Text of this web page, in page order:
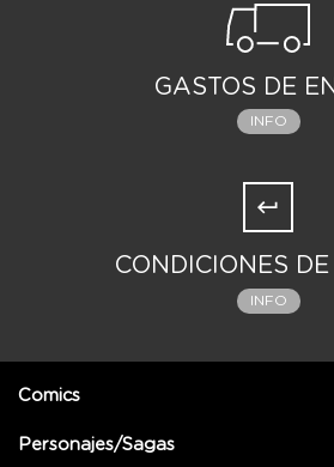
GASTOS DE
INFO
CONDICIONES
INFO
Comics
Personajes/Sagas